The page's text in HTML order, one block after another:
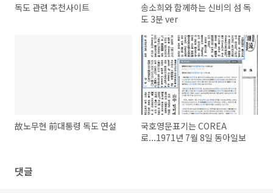
독도 관련 추천사이트
송소희와 함께하는 신비의 섬 독
도 3분 ver
故노무현 前대통령 독도 연설
국호영문표기는 COREA
로...1971년 7월 8일 동아일보
댓글